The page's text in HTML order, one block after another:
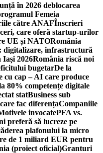
în 2026 deblocarea
Femeia
către ANAFÎnscrieri
care oferă startup-urilor
UE și NATORomânia
digitalizare, infrastructură
Iași 2026România riscă noi
bugetarDe la
cu cap – AI care produce
80% competențe digitale
statBusiness sub
fac diferențaCompaniile
invocatePFA vs.
preferă să lucreze pe
plafonului la micro
de 1 miliard EUR pentru
(proiect oficial)Granturi